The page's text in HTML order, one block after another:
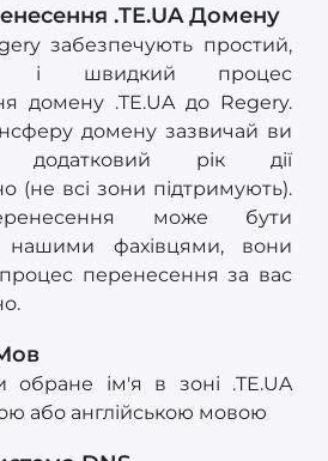
.TE.UA Домену
забезпечують простий,
і швидкий процес
домену .TE.UA до Regery.
домену зазвичай ви
додатковий рік дії
(не всі зони підтримують).
може бути
нашими фахівцями, вони
перенесення за вас
обране ім'я в зоні .TE.UA
або англійською мовою